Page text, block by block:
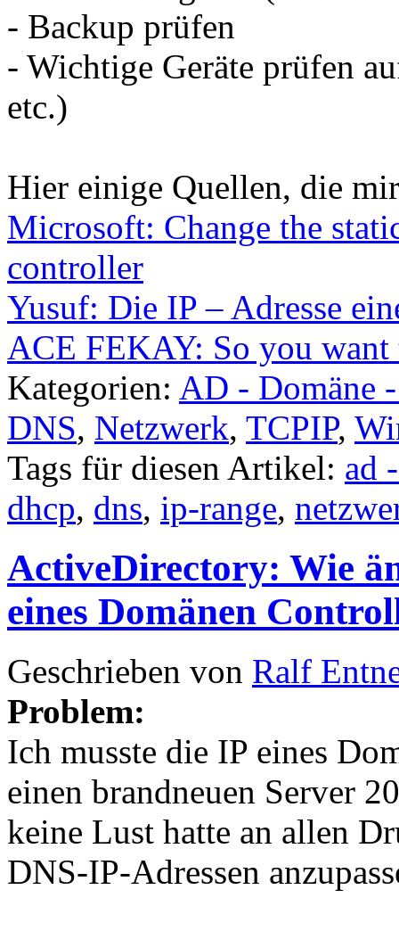
- Backup prüfen
- Wichtige Geräte prüfen
etc.)
Hier einige Quellen, die
Microsoft: Change the
controller
Yusuf: Die IP – Adresse
ACE FEKAY: So you want
Kategorien: AD - Domäne
DNS, Netzwerk, TCPIP,
Tags für diesen Artikel: ad
dhcp, dns, ip-range,
ActiveDirectory: Wie
eines Domänen
Geschrieben von Ralf
Problem:
Ich musste die IP eines
einen brandneuen Server
keine Lust hatte an allen
DNS-IP-Adressen